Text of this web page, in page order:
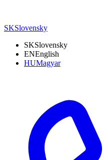
SKSlovensky
SKSlovensky
ENEnglish
HUMagyar